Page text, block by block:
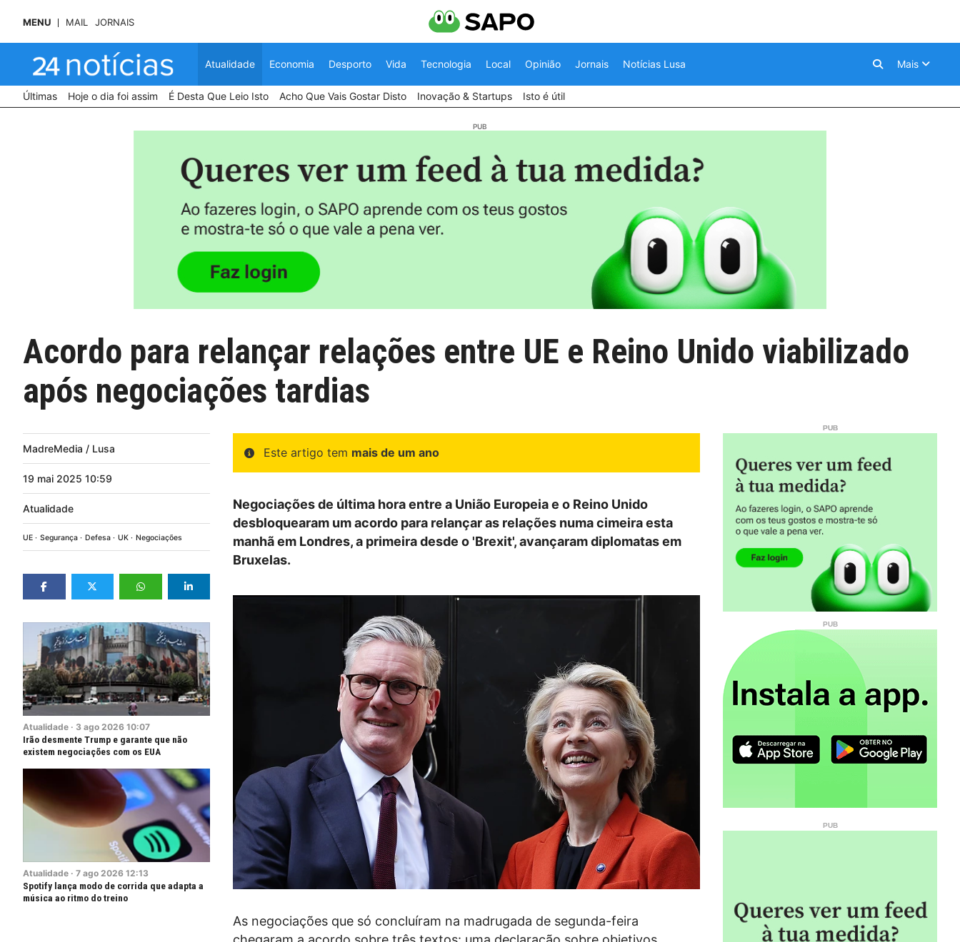
MENU MAIL JORNAIS
Atualidade Economia Desporto Vida Tecnologia Local Opinião Jornais Notícias Lusa Mais
Últimas Hoje o dia foi assim É Desta Que Leio Isto Acho Que Vais Gostar Disto Inovação & Startups Isto é útil
Acordo para relançar relações entre UE e Reino Unido viabilizado
após negociações tardias
MadreMedia / Lusa
19 mai 2025 10:59
Atualidade
UE Segurança Defesa UK Negociações
Atualidade · 3 ago 2026 10:07
Irão desmente Trump e garante que não
existem negociações com os EUA
Atualidade · 7 ago 2026 12:13
Spotify lança modo de corrida que adapta a
música ao ritmo do treino
Este artigo tem mais de um ano
Negociações de última hora entre a União Europeia e o Reino Unido
desbloquearam um acordo para relançar as relações numa cimeira esta
manhã em Londres, a primeira desde o 'Brexit', avançaram diplomatas em
Bruxelas.
As negociações que só concluíram na madrugada de segunda-feira